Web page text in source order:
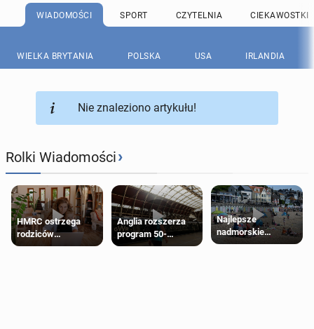
WIADOMOŚCI SPORT CZYTELNIA CIEKAWOSTKI
WIELKA BRYTANIA POLSKA USA IRLANDIA
Nie znaleziono artykułu!
Rolki Wiadomości›
HMRC ostrzega
rodziców
pobierających Child
Anglia rozszerza
program 50-
procentowych
Najlepsze
nadmorskie
miasteczko blisko